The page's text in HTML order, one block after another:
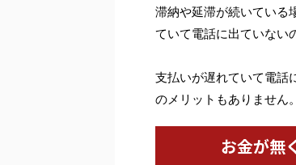
滞納や延滞が続いている
ていて電話に出ていない
支払いが遅れていて電話
のメリットもありません。
お金が無